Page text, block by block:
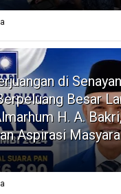
di
Besar
H. A.
Aspirasi